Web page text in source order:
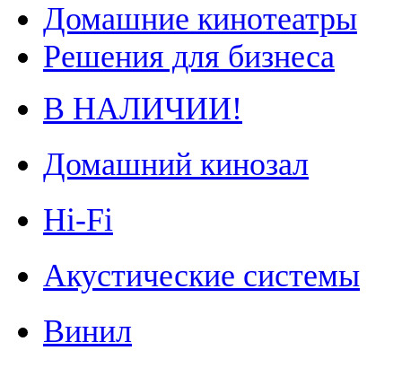
Домашние кинотеатры
Решения для бизнеса
В НАЛИЧИИ!
Домашний кинозал
Hi-Fi
Акустические системы
Винил